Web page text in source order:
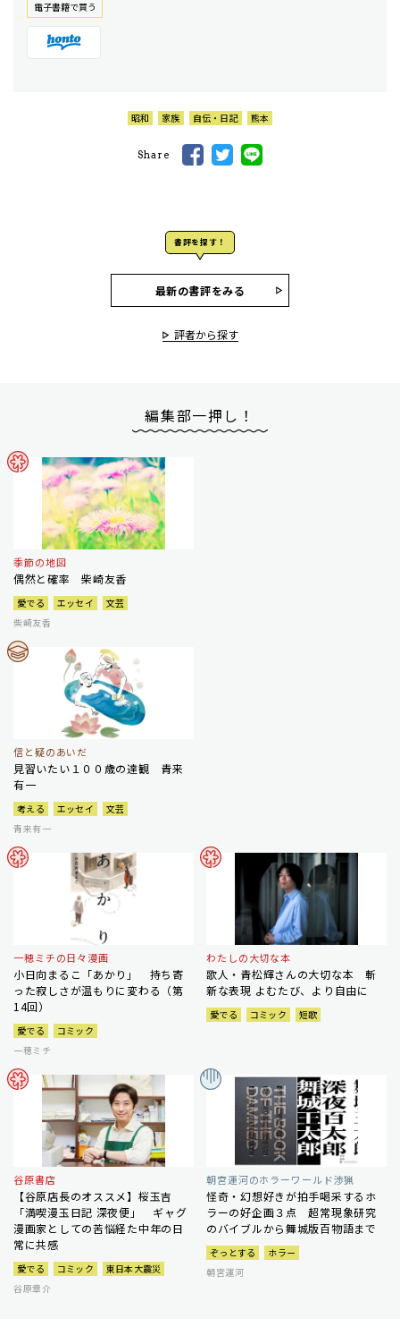
電⼦書籍で買う
昭和 家族 自伝・日記 熊本
Share
書評を探す！
最新の書評をみる
評者から探す
編集部一押し！
季節の地図
偶然と確率 柴崎友香
愛でる エッセイ
文芸
柴崎友香
信と疑のあいだ
見習いたい１００歳の達観 青来
有一
考える エッセイ
文芸
青来有一
一穂ミチの日々漫画
小日向まるこ「あかり」 持ち寄
った寂しさが温もりに変わる（第
14回）
愛でる
コミック
一穂ミチ
わたしの大切な本
歌人・青松輝さんの大切な本 斬
新な表現 よむたび、より自由に
愛でる コミック 短歌
谷原書店
【谷原店長のオススメ】桜玉吉
「満喫漫玉日記 深夜便」 ギャグ
漫画家としての苦悩経た中年の日
常に共感
愛でる コミック
東日本大震災
谷原章介
朝宮運河のホラーワールド渉猟
怪奇・幻想好きが拍手喝采するホ
ラーの好企画３点 超常現象研究
のバイブルから舞城版百物語まで
ぞっとする
ホラー
朝宮運河